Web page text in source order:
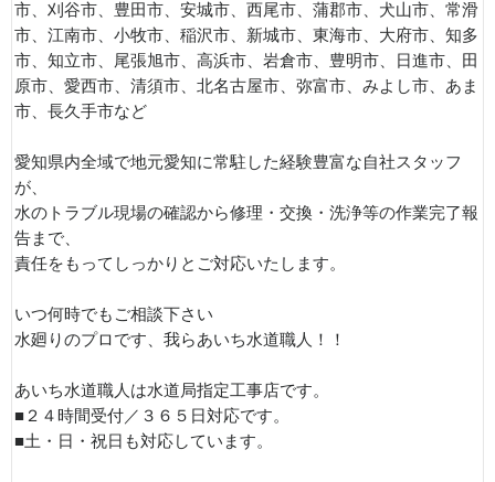
市、刈谷市、豊田市、安城市、西尾市、蒲郡市、犬山市、常滑
市、江南市、小牧市、稲沢市、新城市、東海市、大府市、知多
市、知立市、尾張旭市、高浜市、岩倉市、豊明市、日進市、田
原市、愛西市、清須市、北名古屋市、弥富市、みよし市、あま
市、長久手市など
愛知県内全域で地元愛知に常駐した経験豊富な自社スタッフ
が、
水のトラブル現場の確認から修理・交換・洗浄等の作業完了報
告まで、
責任をもってしっかりとご対応いたします。
いつ何時でもご相談下さい
水廻りのプロです、我らあいち水道職人！！
あいち水道職人は水道局指定工事店です。
■２４時間受付／３６５日対応です。
■土・日・祝日も対応しています。